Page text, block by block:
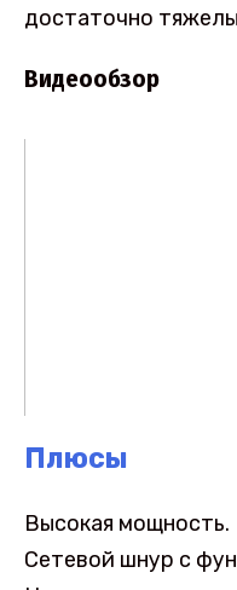
достаточно
Видеообзор
Плюсы
Высокая мощность.
Сетевой шнур с